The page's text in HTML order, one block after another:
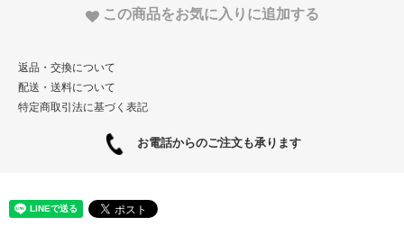
この商品をお気に入りに追加する
返品・交換について
配送・送料について
特定商取引法に基づく表記
お電話からのご注文も承ります